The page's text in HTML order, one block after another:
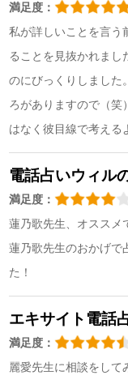
満足度：
私が詳しいことを言う
ることを見抜かれまし
のにびっくりしました
ろがありますので（笑
はなく彼目線で考える
電話占いウィル
満足度：
蓮乃歌先生、オススメ
蓮乃歌先生のおかげで
た！
エキサイト電話
満足度：
麗愛先生に相談をして